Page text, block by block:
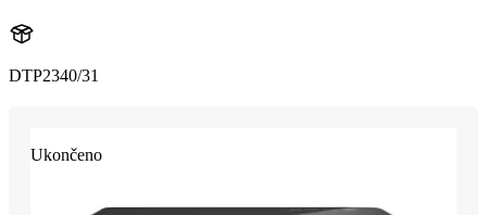
DTP2340/31
Ukončeno